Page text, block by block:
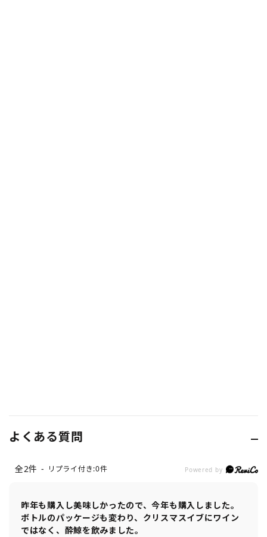
よくある質問
Powered by
全2件 リプライ付き:0件
昨年も購入し美味しかったので、今年も購入しました。
ボトルのパッケージも変わり、クリスマスイブにワイン
ではなく、酔鯨を飲みました。